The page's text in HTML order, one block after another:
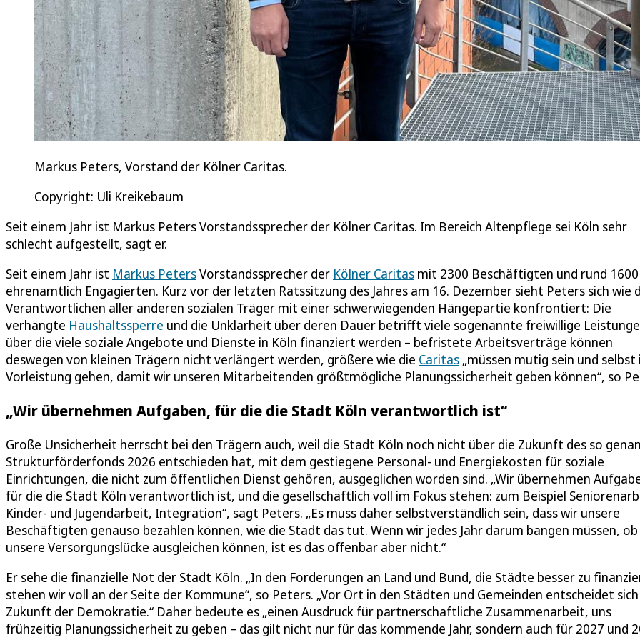
Markus Peters, Vorstand der Kölner Caritas.
Copyright: Uli Kreikebaum
Seit einem Jahr ist Markus Peters Vorstandssprecher der Kölner Caritas. Im Bereich Altenpflege sei Köln sehr
schlecht aufgestellt, sagt er.
Seit einem Jahr ist Markus PetersVorstandssprecher der Kölner Caritas mit 2300 Beschäftigten und rund 1600
ehrenamtlich Engagierten. Kurz vor der letzten Ratssitzung des Jahres am 16. Dezember sieht Peters sich wie
Verantwortlichen aller anderen sozialen Träger mit einer schwerwiegenden Hängepartie konfrontiert: Die
verhängte Haushaltssperre und die Unklarheit über deren Dauer betrifft viele sogenannte freiwillige
über die viele soziale Angebote und Dienste in Köln finanziert werden – befristete Arbeitsverträge können
deswegen von kleinen Trägern nicht verlängert werden, größere wie die Caritas „müssen mutig sein und selbst
Vorleistung gehen, damit wir unseren Mitarbeitenden größtmögliche Planungssicherheit geben können“, so
„Wir übernehmen Aufgaben, für die die Stadt Köln verantwortlich ist“
Große Unsicherheit herrscht bei den Trägern auch, weil die Stadt Köln noch nicht über die Zukunft des so
Strukturförderfonds 2026 entschieden hat, mit dem gestiegene Personal- und Energiekosten für soziale
Einrichtungen, die nicht zum öffentlichen Dienst gehören, ausgeglichen worden sind. „Wir übernehmen
für die die Stadt Köln verantwortlich ist, und die gesellschaftlich voll im Fokus stehen: zum Beispiel
Kinder- und Jugendarbeit, Integration“, sagt Peters. „Es muss daher selbstverständlich sein, dass wir unsere
Beschäftigten genauso bezahlen können, wie die Stadt das tut. Wenn wir jedes Jahr darum bangen müssen,
unsere Versorgungslücke ausgleichen können, ist es das offenbar aber nicht.“
Er sehe die finanzielle Not der Stadt Köln. „In den Forderungen an Land und Bund, die Städte besser zu
stehen wir voll an der Seite der Kommune“, so Peters. „Vor Ort in den Städten und Gemeinden entscheidet
Zukunft der Demokratie.“ Daher bedeute es „einen Ausdruck für partnerschaftliche Zusammenarbeit, uns
frühzeitig Planungssicherheit zu geben – das gilt nicht nur für das kommende Jahr, sondern auch für 2027 und